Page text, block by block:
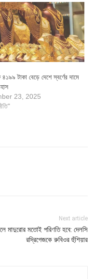
টাকা বেড়ে দেশে স্বর্ণের দামে
23, 2025
Next article
মাদুরোর মতোই পরিণতি হবে: দেলসি
রদ্রিগেজকে রুবিওর হুঁশিয়ার